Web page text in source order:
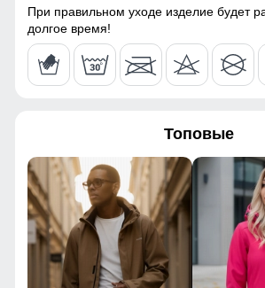
54
кармана
Материал наполнителя Полиэстер
Фактура материала
кв.м)
Конструктивные
Покрой Прямой/
При правильном уходе изделие будет
долгое время!
Топовые